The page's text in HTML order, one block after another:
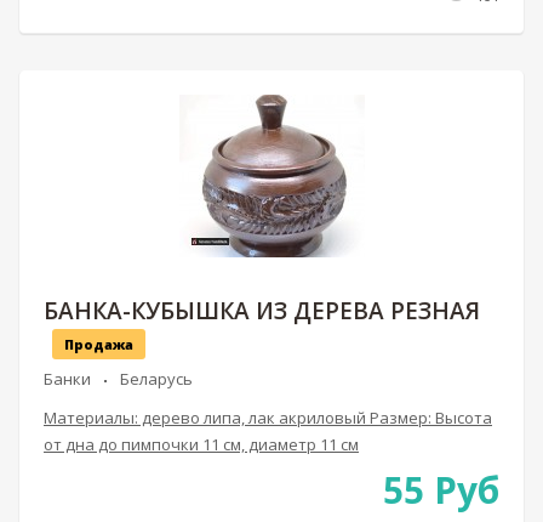
БАНКА-КУБЫШКА ИЗ ДЕРЕВА РЕЗНАЯ
Продажа
Банки
Беларусь
Материалы: дерево липа, лак акриловый Размер: Высота
от дна до пимпочки 11 см, диаметр 11 см
55 Руб